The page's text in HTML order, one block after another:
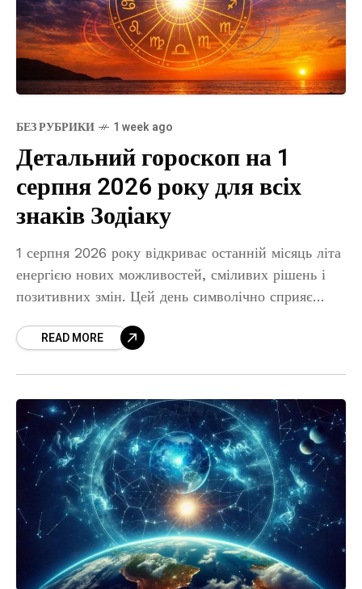
БЕЗ РУБРИКИ 1 week ago
Детальний гороскоп на 1
серпня 2026 року для всіх
знаків Зодіаку
1 серпня 2026 року відкриває останній місяць літа
енергією нових можливостей, сміливих рішень і
позитивних змін. Цей день символічно сприяє
ідеям і переосмисленню особистих цілей.
READ MORE